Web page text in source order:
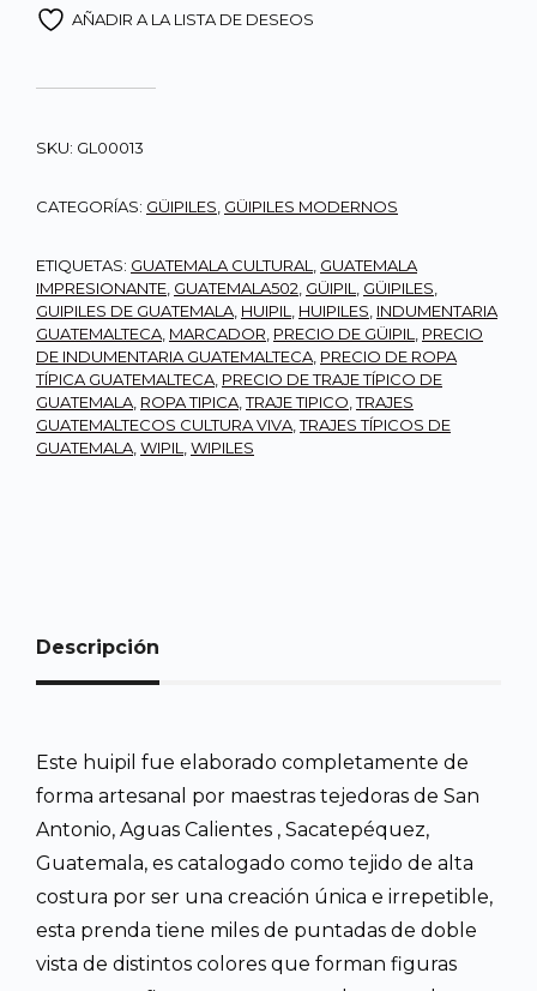
AÑADIR A LA LISTA DE DESEOS
SKU: GL00013
CATEGORÍAS: GÜIPILES, GÜIPILES MODERNOS
ETIQUETAS: GUATEMALA CULTURAL, GUATEMALA
IMPRESIONANTE, GUATEMALA502, GÜIPIL, GÜIPILES,
GUIPILES DE GUATEMALA, HUIPIL, HUIPILES, INDUMENTARIA
GUATEMALTECA, MARCADOR, PRECIO DE GÜIPIL, PRECIO
DE INDUMENTARIA GUATEMALTECA, PRECIO DE ROPA
TÍPICA GUATEMALTECA, PRECIO DE TRAJE TÍPICO DE
GUATEMALA, ROPA TIPICA,TRAJE TIPICO,TRAJES
GUATEMALTECOS CULTURA VIVA,TRAJES TÍPICOS DE
GUATEMALA,WIPIL,WIPILES
Descripción
Este huipil fue elaborado completamente de
forma artesanal por maestras tejedoras de San
Antonio, Aguas Calientes , Sacatepéquez,
Guatemala, es catalogado como tejido de alta
costura por ser una creación única e irrepetible,
esta prenda tiene miles de puntadas de doble
vista de distintos colores que forman figuras